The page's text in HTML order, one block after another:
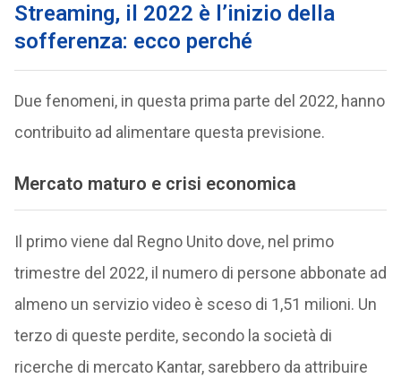
Streaming, il 2022 è l’inizio della
sofferenza: ecco perché
Due fenomeni, in questa prima parte del 2022, hanno
contribuito ad alimentare questa previsione.
Mercato maturo e crisi economica
Il primo viene dal Regno Unito dove, nel primo
trimestre del 2022, il numero di persone abbonate ad
almeno un servizio video è sceso di 1,51 milioni. Un
terzo di queste perdite, secondo la società di
ricerche di mercato Kantar, sarebbero da attribuire